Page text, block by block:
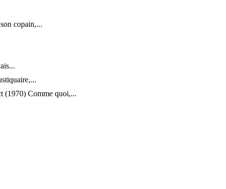
copain,...
(1970) Comme quoi,...